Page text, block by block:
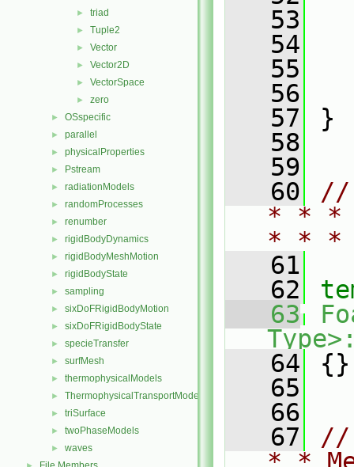
► triad
► Tuple2
► Vector
► Vector2D
► VectorSpace
► zero
► OSspecific
► parallel
► physicalProperties
► Pstream
► radiationModels
► randomProcesses
► renumber
► rigidBodyDynamics
► rigidBodyMeshMotion
► rigidBodyState
► sampling
► sixDoFRigidBodyMotion
► sixDoFRigidBodyState
► specieTransfer
► surfMesh
► thermophysicalModels
► ThermophysicalTransportModels
► triSurface
► twoPhaseModels
► waves
   53
   54
   55
   56
   57
}
   58
   59
   60
//
* * *
* *
   61
   62
   63
   64
{}
   65
   66
   67
//